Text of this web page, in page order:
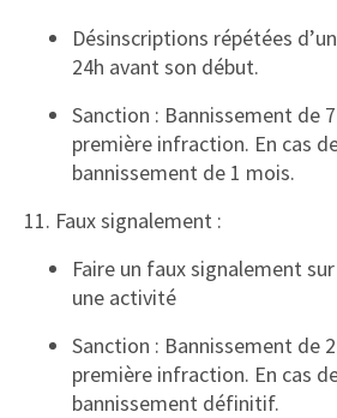
Désinscriptions répétées
24h avant son début.
Sanction : Bannissement de
première infraction. En cas
bannissement de 1 mois.
11. Faux signalement :
Faire un faux signalement
une activité
Sanction : Bannissement de
première infraction. En cas
bannissement définitif.